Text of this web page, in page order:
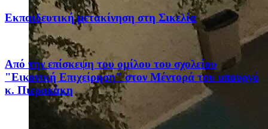
Eκπαιδευτική μετακίνηση στη Σικελία
Από την επίσκεψη του ομίλου του σχολείου
"Εικονική Επιχείρηση" στον Μέντορά του υπουργό
κ. Πιερακάκη